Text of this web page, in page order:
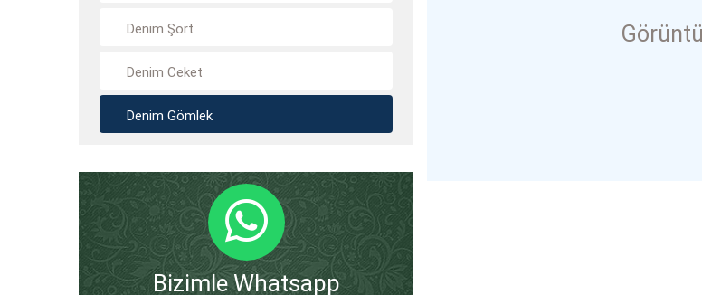
Denim Şort
Denim Ceket
Denim Gömlek
Bizimle Whatsapp